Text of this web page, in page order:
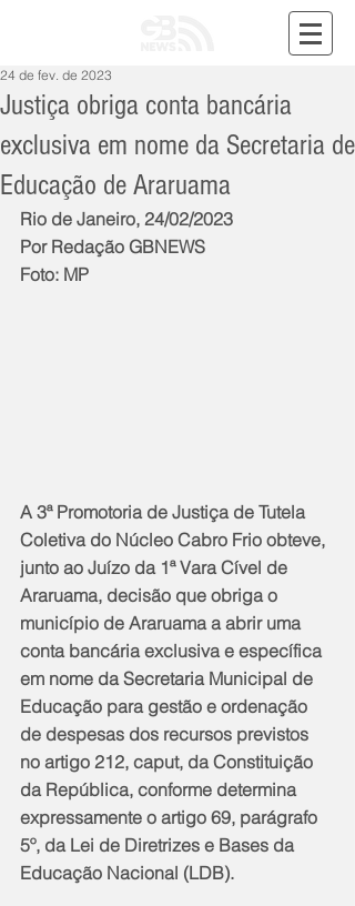
Justiça obriga conta bancária
exclusiva em nome da Secretaria de
Educação de Araruama
24 de fev. de 2023
Rio de Janeiro, 24/02/2023
Por Redação GBNEWS
Foto: MP
A 3ª Promotoria de Justiça de Tutela
Coletiva do Núcleo Cabro Frio obteve,
junto ao Juízo da 1ª Vara Cível de
Araruama, decisão que obriga o
município de Araruama a abrir uma
conta bancária exclusiva e específica
em nome da Secretaria Municipal de
Educação para gestão e ordenação
de despesas dos recursos previstos
no artigo 212, caput, da Constituição
da República, conforme determina
expressamente o artigo 69, parágrafo
5º, da Lei de Diretrizes e Bases da
Educação Nacional (LDB).